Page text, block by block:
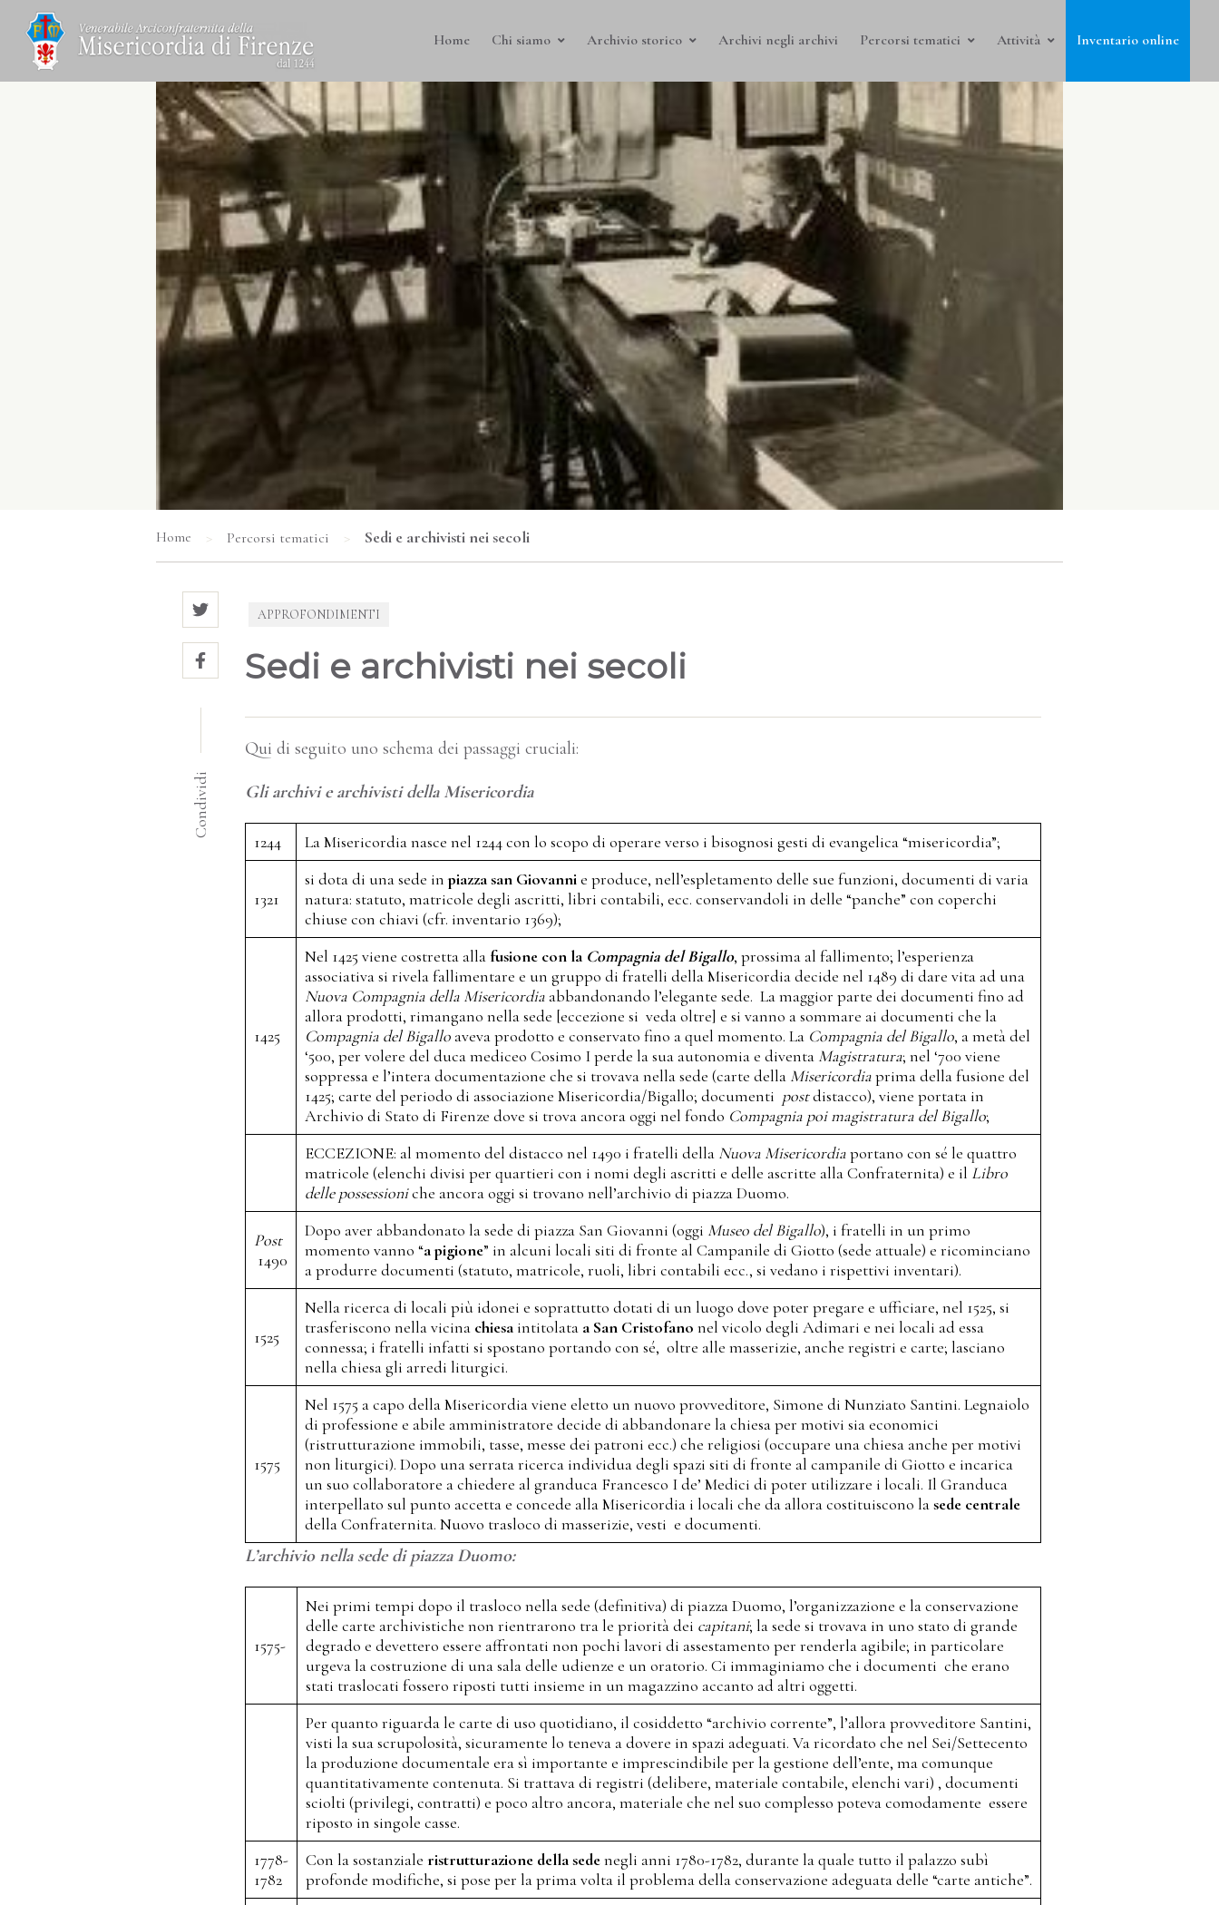
Home Chi siamo Archivio storico Archivi negli archivi Percorsi tematici Attività Inventario online
Home > Percorsi tematici > Sedi e archivisti nei secoli
Condividi
APPROFONDIMENTI
Sedi e archivisti nei secoli
Qui di seguito uno schema dei passaggi cruciali:
Gli archivi e archivisti della Misericordia
1244 La Misericordia nasce nel 1244 con lo scopo di operare verso i bisognosi gesti di evangelica “misericordia”;
1321
si dota di una sede inpiazza san Giovannie produce, nell’espletamento delle sue funzioni, documenti di varia
natura: statuto, matricole degli ascritti, libri contabili, ecc. conservandoli in delle “panche” con coperchi
chiuse con chiavi (cfr. inventario 1369);
1425
Nel 1425 viene costretta alla fusione con la Compagnia del Bigallo, prossima al fallimento; l’esperienza
associativa si rivela fallimentare e un gruppo di fratelli della Misericordia decide nel 1489 di dare vita ad una
Nuova Compagnia della Misericordia abbandonando l’elegante sede. La maggior parte dei documenti fino ad
allora prodotti, rimangano nella sede [eccezione si veda oltre] e si vanno a sommare ai documenti che la
Compagnia del Bigallo aveva prodotto e conservato fino a quel momento. La Compagnia del Bigallo, a metà del
‘500, per volere del duca mediceo Cosimo I perde la sua autonomia e diventa Magistratura; nel ‘700 viene
soppressa e l’intera documentazione che si trovava nella sede (carte della Misericordiaprima della fusione del
1425; carte del periodo di associazione Misericordia/Bigallo; documenti postdistacco), viene portata in
Archivio di Stato di Firenze dove si trova ancora oggi nel fondo Compagnia poi magistratura del Bigallo;
ECCEZIONE: al momento del distacco nel 1490 i fratelli della Nuova Misericordiaportano con sé le quattro
matricole (elenchi divisi per quartieri con i nomi degli ascritti e delle ascritte alla Confraternita) e il Libro
delle possessioniche ancora oggi si trovano nell’archivio di piazza Duomo.
Post
1490
Dopo aver abbandonato la sede di piazza San Giovanni (oggi Museo del Bigallo), i fratelli in un primo
momento vanno “a pigione” in alcuni locali siti di fronte al Campanile di Giotto (sede attuale) e ricominciano
a produrre documenti (statuto, matricole, ruoli, libri contabili ecc., si vedano i rispettivi inventari).
1525
Nella ricerca di locali più idonei e soprattutto dotati di un luogo dove poter pregare e ufficiare, nel 1525, si
trasferiscono nella vicina chiesa intitolata a San Cristofano nel vicolo degli Adimari e nei locali ad essa
connessa; i fratelli infatti si spostano portando con sé, oltre alle masserizie, anche registri e carte; lasciano
nella chiesa gli arredi liturgici.
1575
Nel 1575 a capo della Misericordia viene eletto un nuovo provveditore, Simone di Nunziato Santini. Legnaiolo
di professione e abile amministratore decide di abbandonare la chiesa per motivi sia economici
(ristrutturazione immobili, tasse, messe dei patroni ecc.) che religiosi (occupare una chiesa anche per motivi
non liturgici). Dopo una serrata ricerca individua degli spazi siti di fronte al campanile di Giotto e incarica
un suo collaboratore a chiedere al granduca Francesco I de’ Medici di poter utilizzare i locali. Il Granduca
interpellato sul punto accetta e concede alla Misericordia i locali che da allora costituiscono lasede centrale
della Confraternita. Nuovo trasloco di masserizie, vesti e documenti.
L’archivio nella sede di piazza Duomo:
1575-
Nei primi tempi dopo il trasloco nella sede (definitiva) di piazza Duomo, l’organizzazione e la conservazione
delle carte archivistiche non rientrarono tra le priorità dei capitani; la sede si trovava in uno stato di grande
degrado e devettero essere affrontati non pochi lavori di assestamento per renderla agibile; in particolare
urgeva la costruzione di una sala delle udienze e un oratorio. Ci immaginiamo che i documenti che erano
stati traslocati fossero riposti tutti insieme in un magazzino accanto ad altri oggetti.
Per quanto riguarda le carte di uso quotidiano, il cosiddetto “archivio corrente”, l’allora provveditore Santini,
visti la sua scrupolosità, sicuramente lo teneva a dovere in spazi adeguati. Va ricordato che nel Sei/Settecento
la produzione documentale era sì importante e imprescindibile per la gestione dell’ente, ma comunque
quantitativamente contenuta. Si trattava di registri (delibere, materiale contabile, elenchi vari) , documenti
sciolti (privilegi, contratti) e poco altro ancora, materiale che nel suo complesso poteva comodamente essere
riposto in singole casse.
1778-
1782
Con la sostanziale ristrutturazione della sedenegli anni 1780-1782, durante la quale tutto il palazzo subì
profonde modifiche, si pose per la prima volta il problema della conservazione adeguata delle “carte antiche”.